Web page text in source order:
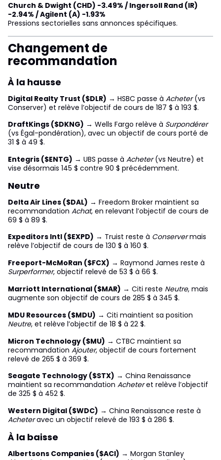
Church & Dwight (CHD) -3.49% / Ingersoll Rand (IR)
-2.94% / Agilent (A) -1.93%
Pressions sectorielles sans annonces spécifiques.
Changement de
recommandation
À la hausse
Digital Realty Trust ($DLR) → HSBC passe à Acheter(vs
Conserver) et relève l’objectif de cours de 187 $ à 193 $.
DraftKings ($DKNG) → Wells Fargo relève à Surpondérer
(vs Égal-pondération), avec un objectif de cours porté de
31 $ à 49 $.
Entegris ($ENTG) → UBS passe à Acheter(vs Neutre) et
vise désormais 145 $ contre 90 $ précédemment.
Neutre
Delta Air Lines ($DAL) → Freedom Broker maintient sa
recommandation Achat, en relevant l’objectif de cours de
69 $ à 89 $.
Expeditors Intl ($EXPD) → Truist reste à Conservermais
relève l’objectif de cours de 130 $ à 160 $.
Freeport-McMoRan ($FCX) → Raymond James reste à
Surperformer, objectif relevé de 53 $ à 66 $.
Marriott International ($MAR) → Citi reste Neutre, mais
augmente son objectif de cours de 285 $ à 345 $.
MDU Resources ($MDU) → Citi maintient sa position
Neutre, et relève l’objectif de 18 $ à 22 $.
Micron Technology ($MU) → CTBC maintient sa
recommandation Ajouter, objectif de cours fortement
relevé de 265 $ à 369 $.
Seagate Technology ($STX) → China Renaissance
maintient sa recommandation Acheteret relève l’objectif
de 325 $ à 452 $.
Western Digital ($WDC) → China Renaissance reste à
Acheteravec un objectif relevé de 193 $ à 286 $.
À la baisse
Albertsons Companies ($ACI) → Morgan Stanley